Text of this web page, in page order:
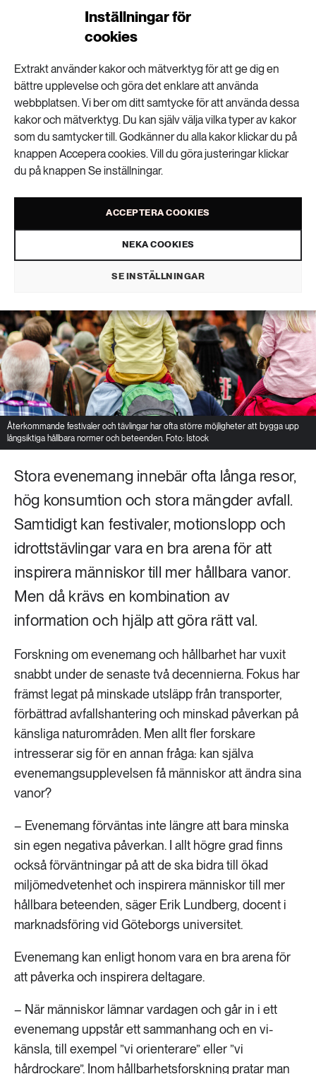
Inställningar för
cookies
Extrakt använder kakor och mätverktyg för att ge dig en
bättre upplevelse och göra det enklare att använda
webbplatsen. Vi ber om ditt samtycke för att använda dessa
kakor och mätverktyg. Du kan själv välja vilka typer av kakor
som du samtycker till. Godkänner du alla kakor klickar du på
knappen Accepera cookies. Vill du göra justeringar klickar
du på knappen Se inställningar.
ACCEPTERA COOKIES
NEKA COOKIES
SE INSTÄLLNINGAR
Evenemang kan få
hållbara vanor att följa
med hem
LIVSSTIL & KONSUMTION
PUBLICERAD 15 JUNI 2026 • UPPDATERAD: 22 JUNI 2026
Återkommande festivaler och tävlingar har ofta större möjligheter att bygga upp
långsiktiga hållbara normer och beteenden. Foto: Istock
Stora evenemang innebär ofta långa resor,
hög konsumtion och stora mängder avfall.
Samtidigt kan festivaler, motionslopp och
idrottstävlingar vara en bra arena för att
inspirera människor till mer hållbara vanor.
Men då krävs en kombination av
information och hjälp att göra rätt val.
Forskning om evenemang och hållbarhet har vuxit
snabbt under de senaste två decennierna. Fokus har
främst legat på minskade utsläpp från transporter,
förbättrad avfallshantering och minskad påverkan på
känsliga naturområden. Men allt fler forskare
intresserar sig för en annan fråga: kan själva
evenemangsupplevelsen få människor att ändra sina
vanor?
– Evenemang förväntas inte längre att bara minska
sin egen negativa påverkan. I allt högre grad finns
också förväntningar på att de ska bidra till ökad
miljömedvetenhet och inspirera människor till mer
hållbara beteenden, säger Erik Lundberg, docent i
marknadsföring vid Göteborgs universitet.
Evenemang kan enligt honom vara en bra arena för
att påverka och inspirera deltagare.
– När människor lämnar vardagen och går in i ett
evenemang uppstår ett sammanhang och en vi-
känsla, till exempel ”vi orienterare” eller ”vi
hårdrockare”. Inom hållbarhetsforskning pratar man